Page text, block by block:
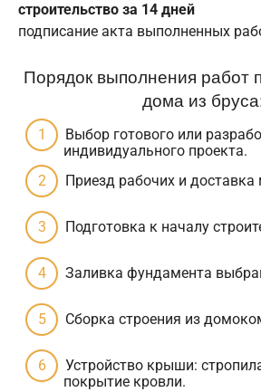
строительство за 14 дней
подписание акта выполненных
Порядок выполнения работ
дома из
Выбор готового или
индивидуального проекта.
Приезд рабочих и доставка
Подготовка к началу
Заливка фундамента
Сборка строения из
Устройство крыши:
покрытие кровли.